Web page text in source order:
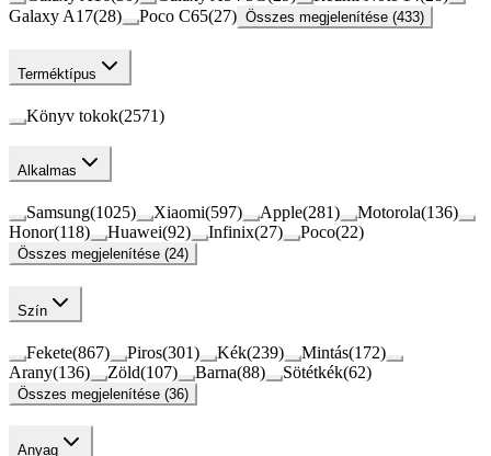
Galaxy A17(28) Poco C65(27) Összes megjelenítése (433)
Terméktípus
Könyv tokok(2571)
Alkalmas
Samsung(1025) Xiaomi(597) Apple(281) Motorola(136)
Honor(118) Huawei(92) Infinix(27) Poco(22)
Összes megjelenítése (24)
Szín
Fekete(867) Piros(301) Kék(239) Mintás(172)
Arany(136) Zöld(107) Barna(88) Sötétkék(62)
Összes megjelenítése (36)
Anyag